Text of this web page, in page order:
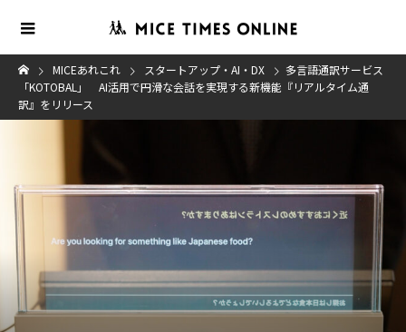
MICEあれこれ スタートアップ・AI・DX
多言語通訳サービス
「KOTOBAL」 AI活用で円滑な会話を実現する新機能『リアルタイム通
訳』をリリース